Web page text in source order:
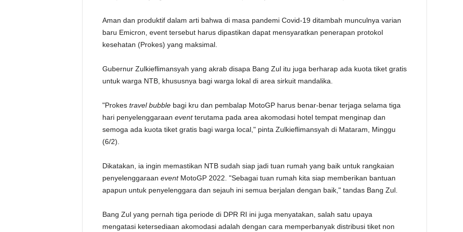
Aman dan produktif dalam arti bahwa di masa pandemi Covid-19 ditambah munculnya varian
baru Emicron, event tersebut harus dipastikan dapat mensyaratkan penerapan protokol
kesehatan (Prokes) yang maksimal.
Gubernur Zulkieflimansyah yang akrab disapa Bang Zul itu juga berharap ada kuota tiket gratis
untuk warga NTB, khususnya bagi warga lokal di area sirkuit mandalika.
"Prokestravel bubblebagi kru dan pembalap MotoGP harus benar-benar terjaga selama tiga
hari penyelenggaraan eventterutama pada area akomodasi hotel tempat menginap dan
semoga ada kuota tiket gratis bagi warga local," pinta Zulkieflimansyah di Mataram, Minggu
(6/2).
Dikatakan, ia ingin memastikan NTB sudah siap jadi tuan rumah yang baik untuk rangkaian
penyelenggaraan event MotoGP 2022. "Sebagai tuan rumah kita siap memberikan bantuan
apapun untuk penyelenggara dan sejauh ini semua berjalan dengan baik," tandas Bang Zul.
Bang Zul yang pernah tiga periode di DPR RI ini juga menyatakan, salah satu upaya
mengatasi ketersediaan akomodasi adalah dengan cara memperbanyak distribusi tiket non